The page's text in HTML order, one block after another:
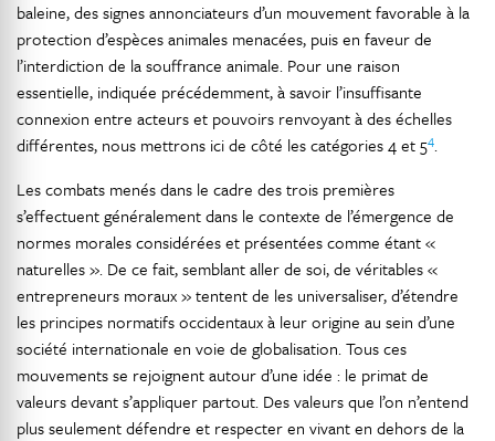
baleine, des signes annonciateurs d’un mouvement favorable à la
protection d’espèces animales menacées, puis en faveur de
l’interdiction de la souffrance animale. Pour une raison
essentielle, indiquée précédemment, à savoir l’insuffisante
connexion entre acteurs et pouvoirs renvoyant à des échelles
différentes, nous mettrons ici de côté les catégories 4 et 54.
Les combats menés dans le cadre des trois premières
s’effectuent généralement dans le contexte de l’émergence de
normes morales considérées et présentées comme étant «
naturelles ». De ce fait, semblant aller de soi, de véritables «
entrepreneurs moraux » tentent de les universaliser, d’étendre
les principes normatifs occidentaux à leur origine au sein d’une
société internationale en voie de globalisation. Tous ces
mouvements se rejoignent autour d’une idée : le primat de
valeurs devant s’appliquer partout. Des valeurs que l’on n’entend
plus seulement défendre et respecter en vivant en dehors de la